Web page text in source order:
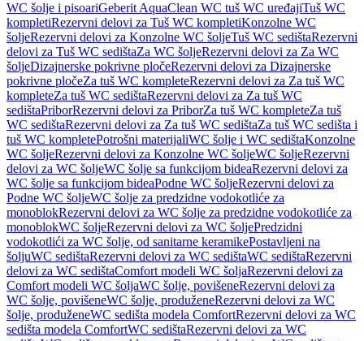
WC šolje i pisoariGeberit AquaClean WC tuš WC uređajiTuš WC
kompletiRezervni delovi za Tuš WC kompletiKonzolne WC
šoljeRezervni delovi za Konzolne WC šoljeTuš WC sedištaRezervni
delovi za Tuš WC sedištaZa WC šoljeRezervni delovi za Za WC
šoljeDizajnerske pokrivne pločeRezervni delovi za Dizajnerske
pokrivne pločeZa tuš WC kompleteRezervni delovi za Za tuš WC
kompleteZa tuš WC sedištaRezervni delovi za Za tuš WC
sedištaPriborRezervni delovi za PriborZa tuš WC kompleteZa tuš
WC sedištaRezervni delovi za Za tuš WC sedištaZa tuš WC sedišta i
tuš WC kompletePotrošni materijaliWC šolje i WC sedištaKonzolne
WC šoljeRezervni delovi za Konzolne WC šoljeWC šoljeRezervni
delovi za WC šoljeWC šolje sa funkcijom bideaRezervni delovi za
WC šolje sa funkcijom bideaPodne WC šoljeRezervni delovi za
Podne WC šoljeWC šolje za predzidne vodokotliće za
monoblokRezervni delovi za WC šolje za predzidne vodokotliće za
monoblokWC šoljeRezervni delovi za WC šoljePredzidni
vodokotlići za WC šolje, od sanitarne keramikePostavljeni na
šoljuWC sedištaRezervni delovi za WC sedištaWC sedištaRezervni
delovi za WC sedištaComfort modeli WC šoljaRezervni delovi za
Comfort modeli WC šoljaWC šolje, povišeneRezervni delovi za
WC šolje, povišeneWC šolje, produženeRezervni delovi za WC
šolje, produženeWC sedišta modela ComfortRezervni delovi za WC
sedišta modela ComfortWC sedištaRezervni delovi za WC